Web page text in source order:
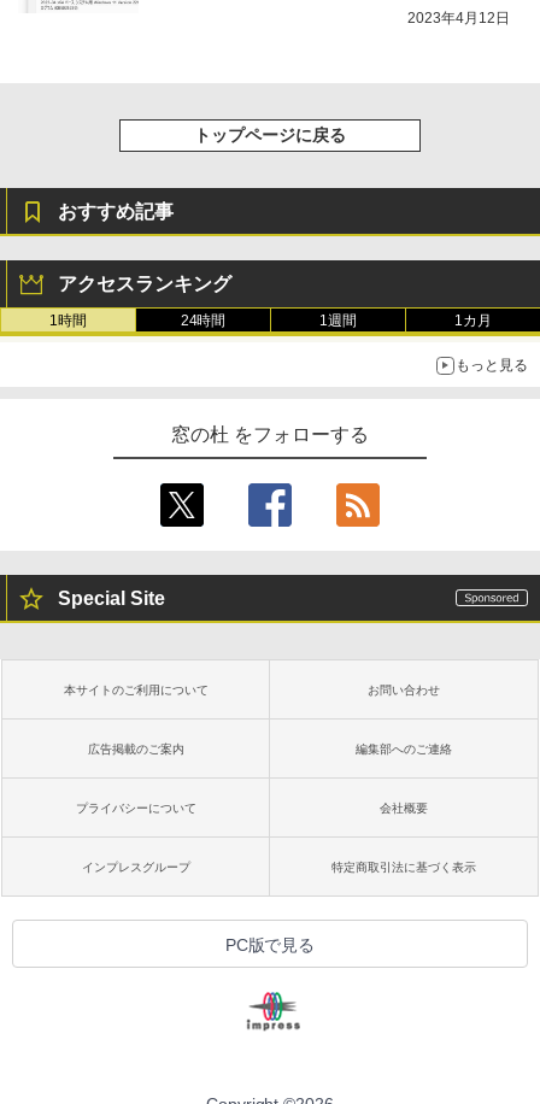
2023年4月12日
トップページに戻る
おすすめ記事
アクセスランキング
1時間 24時間 1週間 1カ月
もっと見る
窓の杜 をフォローする
Special Site
本サイトのご利用について お問い合わせ
広告掲載のご案内 編集部へのご連絡
プライバシーについて 会社概要
インプレスグループ 特定商取引法に基づく表示
PC版で見る